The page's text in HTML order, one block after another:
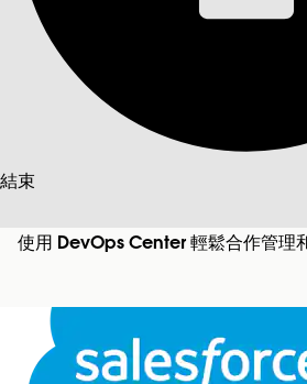
結束
此文已使用 Salesforce 機器翻譯系統翻譯。更多詳細資料
結束
使用 DevOps Center 輕鬆合作管理